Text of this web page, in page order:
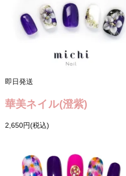
即日発送
華美ネイル(澄紫)
2,650円(税込)